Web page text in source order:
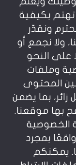
المنشورة على
بكيفية
ونقدّر
ولا نجمع أو
على النحو
وملفات
المحتوى
بما يضمن
بها موقعنا.
الخصوصية
بمجرد
يمكنكم